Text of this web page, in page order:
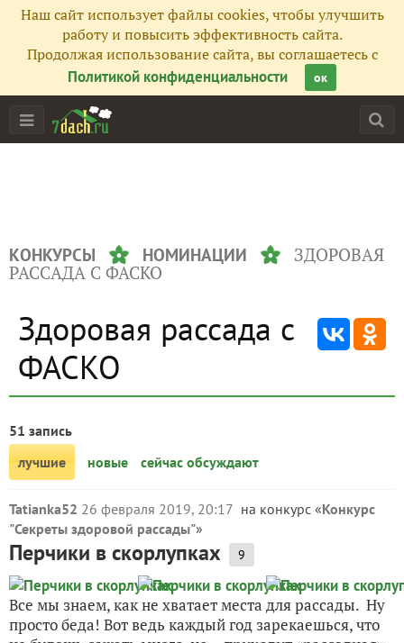
Наш сайт использует файлы cookies, чтобы улучшить
работу и повысить эффективность сайта.
Продолжая использование сайта, вы соглашаетесь с
Политикой конфиденциальности
ок
КОНКУРСЫ НОМИНАЦИИ
ЗДОРОВАЯ
РАССАДА С ФАСКО
Здоровая рассада с
ФАСКО
51 запись
лучшие
новые сейчас обсуждают
Tatianka52 26 февраля 2019, 20:17 на конкурс «Конкурс
"Секреты здоровой рассады"»
Перчики в скорлупках 9
Все мы знаем, как не хватает места для рассады. Ну
просто беда! Вот ведь каждый год зарекаешься, что